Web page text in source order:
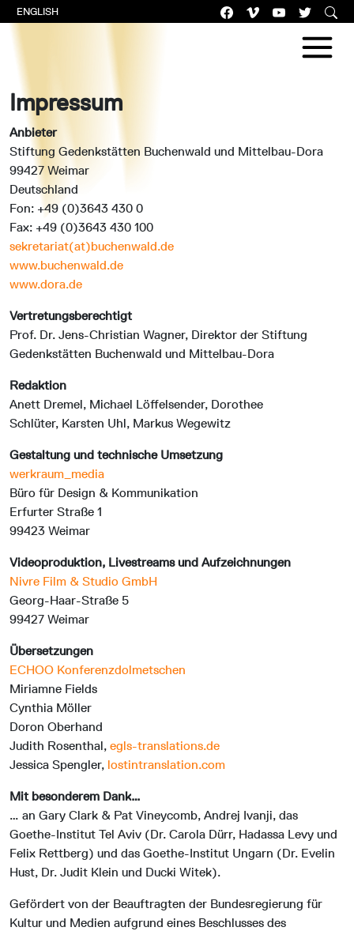
ENGLISH
Impressum
Anbieter
Stiftung Gedenkstätten Buchenwald und Mittelbau-Dora
99427 Weimar
Deutschland
Fon: +49 (0)3643 430 0
Fax: +49 (0)3643 430 100
sekretariat(at)buchenwald.de
www.buchenwald.de
www.dora.de
Vertretungsberechtigt
Prof. Dr. Jens-Christian Wagner, Direktor der Stiftung
Gedenkstätten Buchenwald und Mittelbau-Dora
Redaktion
Anett Dremel, Michael Löffelsender, Dorothee
Schlüter, Karsten Uhl, Markus Wegewitz
Gestaltung und technische Umsetzung
werkraum_media
Büro für Design & Kommunikation
Erfurter Straße 1
99423 Weimar
Videoproduktion, Livestreams und Aufzeichnungen
Nivre Film & Studio GmbH
Georg-Haar-Straße 5
99427 Weimar
Übersetzungen
ECHOO Konferenzdolmetschen
Miriamne Fields
Cynthia Möller
Doron Oberhand
Judith Rosenthal, egls-translations.de
Jessica Spengler, lostintranslation.com
Mit besonderem Dank…
… an Gary Clark & Pat Vineycomb, Andrej Ivanji, das
Goethe-Institut Tel Aviv (Dr. Carola Dürr, Hadassa Levy und
Felix Rettberg) und das Goethe-Institut Ungarn (Dr. Evelin
Hust, Dr. Judit Klein und Ducki Witek).
Gefördert von der Beauftragten der Bundesregierung für
Kultur und Medien aufgrund eines Beschlusses des